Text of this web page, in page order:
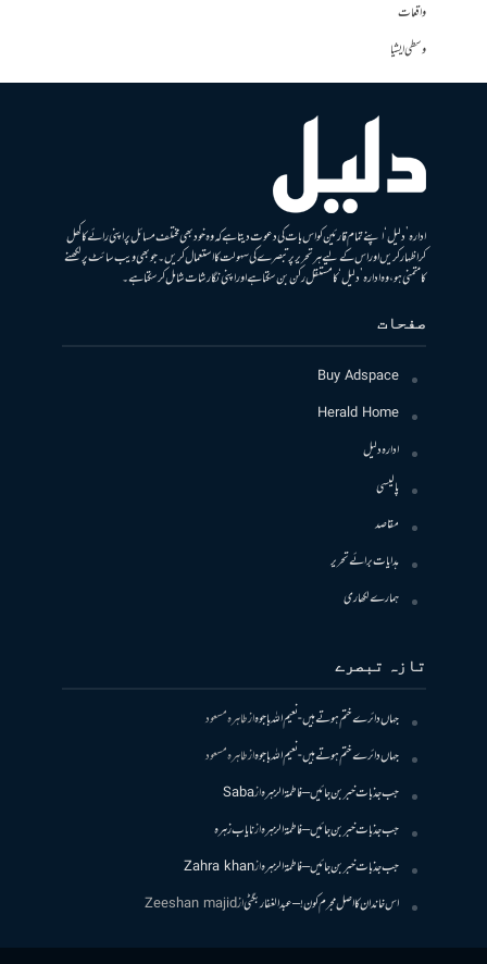
واقعات
وسطی ایشیا
ادارہ ’دلیل‘ اپنے تمام قارئین کو اس بات کی دعوت دیتا ہے کہ وہ خود بھی مختلف مسائل پر اپنی رائے کا کھل
کر اظہار کریں اور اس کے لیے ہر تحریر پر تبصرے کی سہولت کا استعمال کریں۔ جو بھی ویب سائٹ پر لکھنے
کا متمنی ہو، وہ ادارہ ’دلیل‘ کا مستقل رکن بن سکتا ہے اور اپنی نگارشات شامل کرسکتا ہے۔
صفحات
Buy Adspace
Herald Home
ادارہ دلیل
پالیسی
مقاصد
ہدایات برائے تحریر
ہمارے لکھاری
تازہ تبصرے
جہاں دائرے ختم ہوتے ہیں- نعیم اللہ باجوہازطاہرہ مسعود
جہاں دائرے ختم ہوتے ہیں- نعیم اللہ باجوہازطاہرہ مسعود
جب جذبات خبر بن جائیں – فاطمۃالزہرہازSaba
جب جذبات خبر بن جائیں – فاطمۃالزہرہازنایاب زہرہ
جب جذبات خبر بن جائیں – فاطمۃالزہرہازZahra khan
اس خاندان کا اصل مجرم کون! – عبدالغفار بگٹیازZeeshan majid